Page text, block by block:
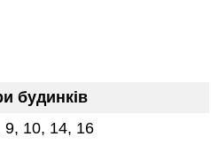
будинків
9, 10, 14, 16